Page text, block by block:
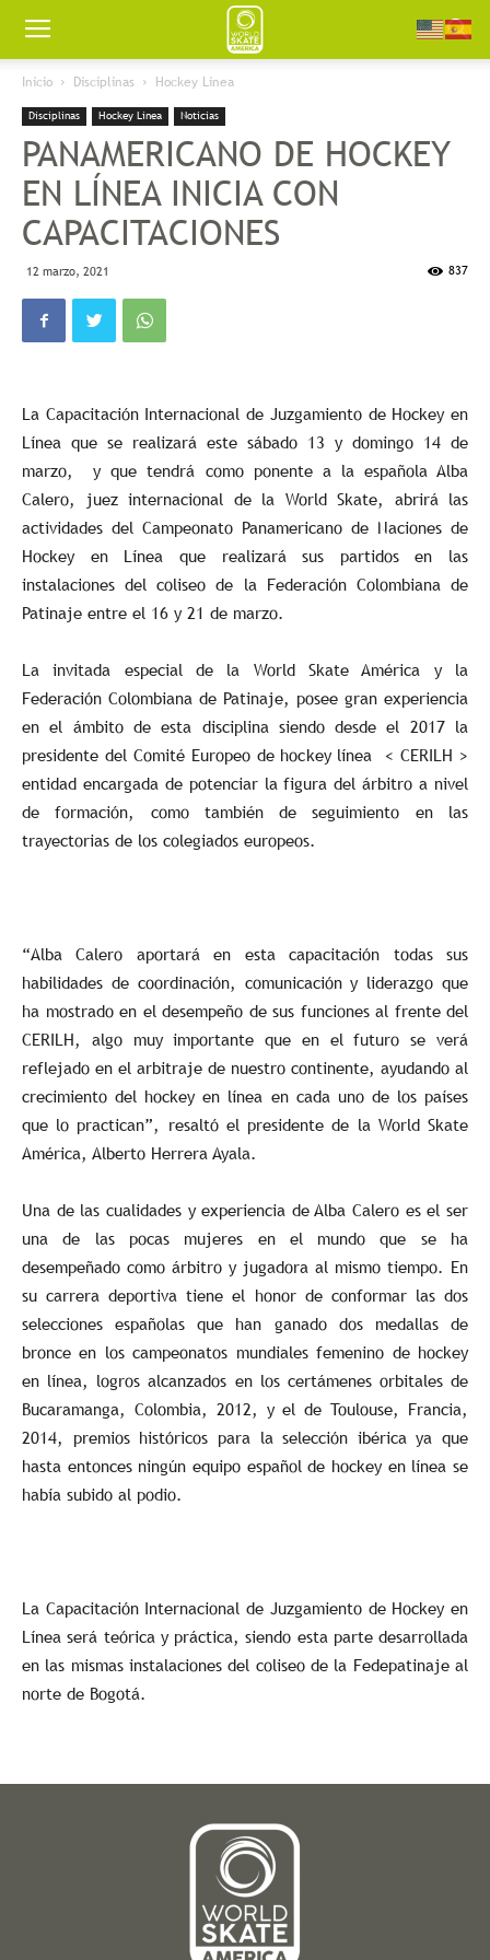
Worldskate
America
Inicio Disciplinas Hockey Linea
Disciplinas Hockey Linea Noticias
PANAMERICANO DE HOCKEY
EN LÍNEA INICIA CON
CAPACITACIONES
12 marzo, 2021 837
La Capacitación Internacional de Juzgamiento de Hockey en
Línea que se realizará este sábado 13 y domingo 14 de
marzo, y que tendrá como ponente a la española Alba
Calero, juez internacional de la World Skate, abrirá las
actividades del Campeonato Panamericano de Naciones de
Hockey en Línea que realizará sus partidos en las
instalaciones del coliseo de la Federación Colombiana de
Patinaje entre el 16 y 21 de marzo.
La invitada especial de la World Skate América y la
Federación Colombiana de Patinaje, posee gran experiencia
en el ámbito de esta disciplina siendo desde el 2017 la
presidente del Comité Europeo de hockey línea < CERILH >
entidad encargada de potenciar la figura del árbitro a nivel
de formación, como también de seguimiento en las
trayectorias de los colegiados europeos.
“Alba Calero aportará en esta capacitación todas sus
habilidades de coordinación, comunicación y liderazgo que
ha mostrado en el desempeño de sus funciones al frente del
CERILH, algo muy importante que en el futuro se verá
reflejado en el arbitraje de nuestro continente, ayudando al
crecimiento del hockey en línea en cada uno de los países
que lo practican”, resaltó el presidente de la World Skate
América, Alberto Herrera Ayala.
Una de las cualidades y experiencia de Alba Calero es el ser
una de las pocas mujeres en el mundo que se ha
desempeñado como árbitro y jugadora al mismo tiempo. En
su carrera deportiva tiene el honor de conformar las dos
selecciones españolas que han ganado dos medallas de
bronce en los campeonatos mundiales femenino de hockey
en línea, logros alcanzados en los certámenes orbitales de
Bucaramanga, Colombia, 2012, y el de Toulouse, Francia,
2014, premios históricos para la selección ibérica ya que
hasta entonces ningún equipo español de hockey en línea se
había subido al podio.
La Capacitación Internacional de Juzgamiento de Hockey en
Línea será teórica y práctica, siendo esta parte desarrollada
en las mismas instalaciones del coliseo de la Fedepatinaje al
norte de Bogotá.